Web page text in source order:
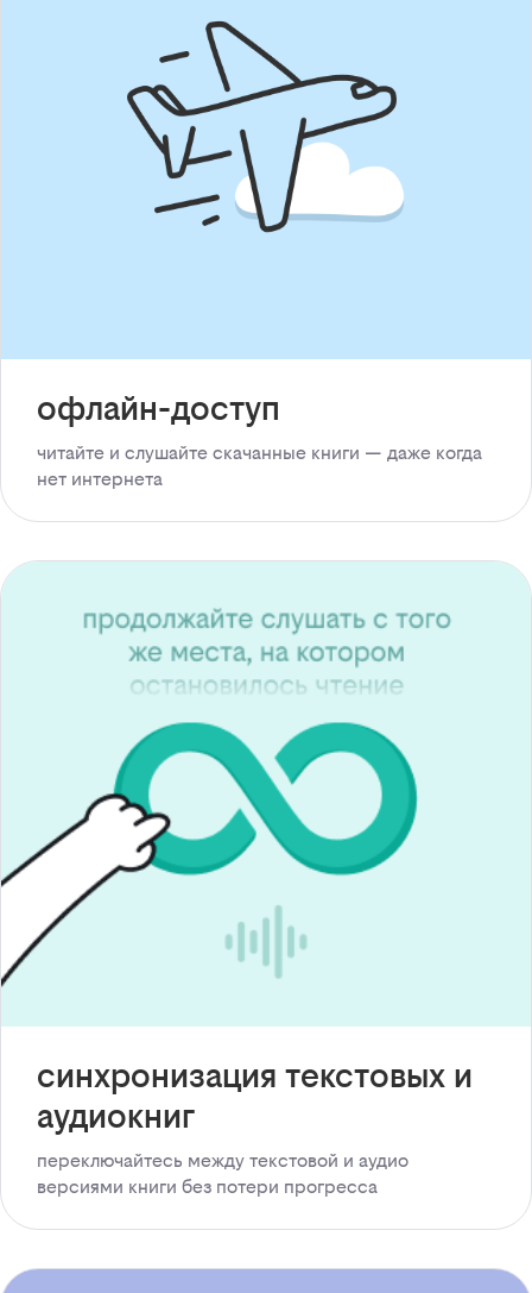
офлайн-доступ
читайте и слушайте скачанные книги — даже когда
нет интернета
синхронизация текстовых и
аудиокниг
переключайтесь между текстовой и аудио
версиями книги без потери прогресса